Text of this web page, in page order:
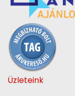
Üzleteink